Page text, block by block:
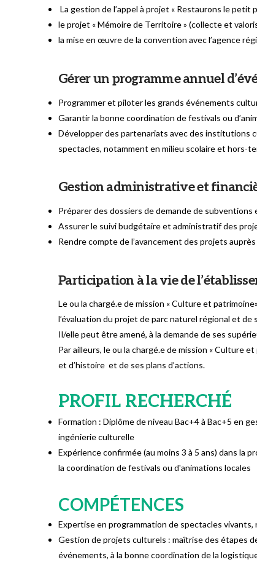
La gestion de l’appel à projet « Restaurons le
le projet « Mémoire de Territoire » (collecte et
la mise en œuvre de la convention avec l’agence
Gérer un programme annuel
Programmer et piloter les grands événements
Garantir la bonne coordination de festivals ou
Développer des partenariats avec des institutions
spectacles, notamment en milieu scolaire et hors-
Gestion administrative et
Préparer des dossiers de demande de
Assurer le suivi budgétaire et administratif des
Rendre compte de l’avancement des projets
Participation à la vie de
Le ou la chargé.e de mission « Culture et
l’évaluation du projet de parc naturel régional et
Il/elle peut être amené, à la demande de ses
Par ailleurs, le ou la chargé.e de mission « Culture
et d’histoire et de ses plans d’actions.
PROFIL RECHERCHÉ
Formation : Diplôme de niveau Bac+4 à Bac+5 en
ingénierie culturelle​
Expérience confirmée (au moins 3 à 5 ans) dans la
la coordination de festivals ou d'animations locales​
COMPÉTENCES
Expertise en programmation de spectacles
Gestion de projets culturels : maîtrise des étapes
événements, à la bonne coordination de la